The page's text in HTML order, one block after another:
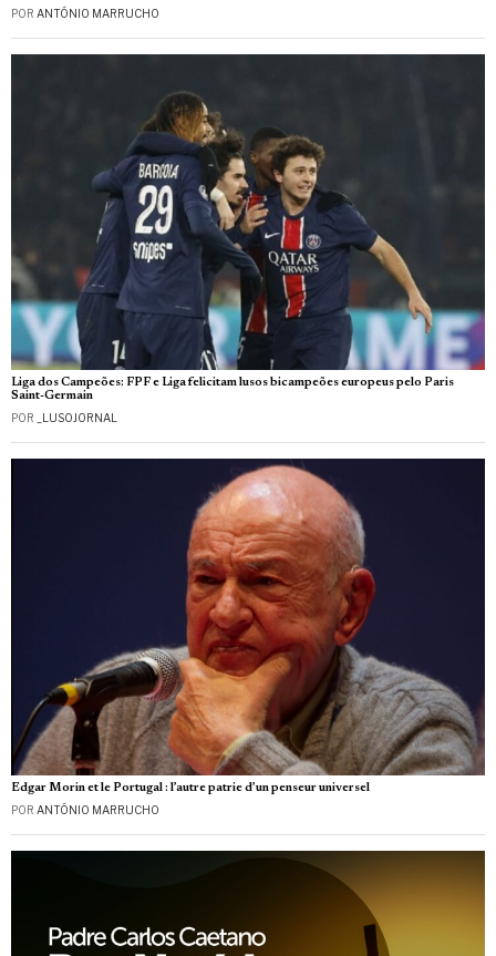
POR ANTÓNIO MARRUCHO
Liga dos Campeões: FPF e Liga felicitam lusos bicampeões europeus pelo Paris
Saint-Germain
POR _LUSOJORNAL
Edgar Morin et le Portugal : l’autre patrie d’un penseur universel
POR ANTÓNIO MARRUCHO